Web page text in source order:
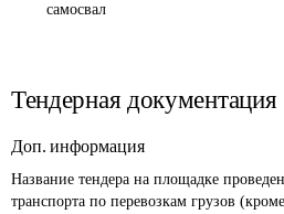
самосвал
Тендерная документация
Доп. информация
Название тендера на площадке
транспорта по перевозкам грузов